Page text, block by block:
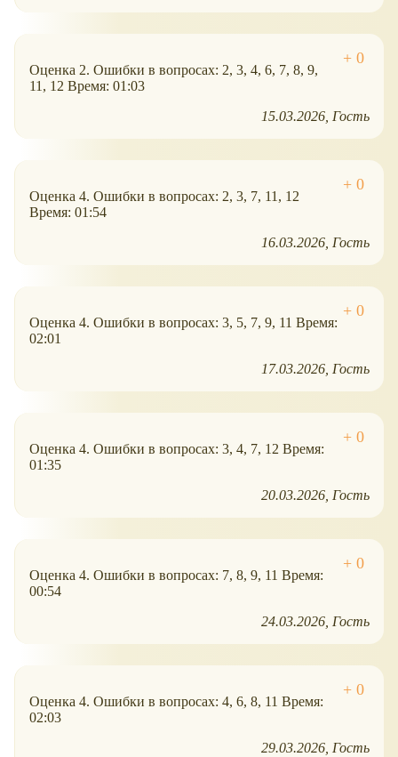
Оценка 2. Ошибки в вопросах: 2, 3, 4, 6, 7, 8, 9,
11, 12 Время: 01:03
15.03.2026 Гость
Оценка 4. Ошибки в вопросах: 2, 3, 7, 11, 12
Время: 01:54
16.03.2026 Гость
Оценка 4. Ошибки в вопросах: 3, 5, 7, 9, 11 Время:
02:01
17.03.2026 Гость
Оценка 4. Ошибки в вопросах: 3, 4, 7, 12 Время:
01:35
20.03.2026 Гость
Оценка 4. Ошибки в вопросах: 7, 8, 9, 11 Время:
00:54
24.03.2026 Гость
Оценка 4. Ошибки в вопросах: 4, 6, 8, 11 Время:
02:03
29.03.2026 Гость